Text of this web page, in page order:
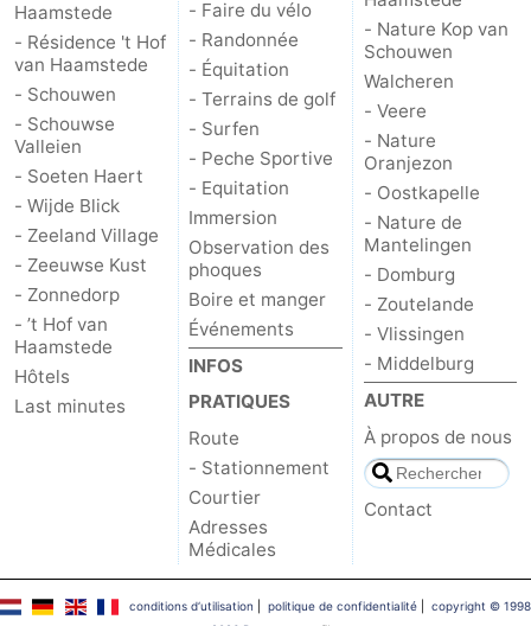
Haye
Rotterdam
Rockanje
Zeeland
Schouwen-
Duiveland
Brouwershaven
Bruinisse
-
Zierikzee
-
Nature
-
van
Veere
-
Haamstede
- Résidence 't Hof
van Haamstede
- Schouwen
- Schouwse
Valleien
- Soeten Haert
- Wijde Blick
- Zeeland Village
- Zeeuwse Kust
- Zonnedorp
- ’t Hof van
Haamstede
Hôtels
Last minutes
- Faire du vélo
- Randonnée
- Équitation
- Terrains de golf
- Surfen
- Peche Sportive
- Equitation
Immersion
Observation des
phoques
Boire et manger
Événements
INFOS
PRATIQUES
Route
- Stationnement
Courtier
Adresses
Médicales
- Nature Kop van
Schouwen
Walcheren
- Veere
- Nature
Oranjezon
- Oostkapelle
- Nature de
Mantelingen
- Domburg
- Zoutelande
- Vlissingen
- Middelburg
AUTRE
À propos de nous
Contact
conditions d‘utilisation politique de confidentialité| copyright © 1998